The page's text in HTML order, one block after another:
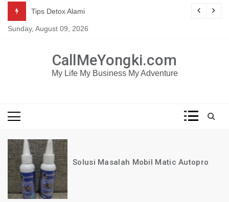
Mau dapat tutorial digital marketing GRATIS selama 1
content
Tips Detox Alami
Sunday, August 09, 2026
CallMeYongki.com
My Life My Business My Adventure
Solusi Masalah Mobil Matic Autopro